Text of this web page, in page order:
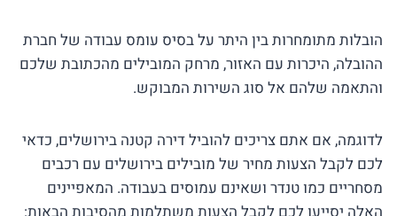
הובלות מתומחרות בין היתר על בסיס עומס עבודה של חברת
ההובלה, היכרות עם האזור, מרחק המובילים מהכתובת שלכם
והתאמה שלהם אל סוג השירות המבוקש.
לדוגמה, אם אתם צריכים להוביל דירה קטנה בירושלים, כדאי
לכם לקבל הצעות מחיר של מובילים בירושלים עם רכבים
מסחריים כמו טנדר ושאינם עמוסים בעבודה. המאפיינים